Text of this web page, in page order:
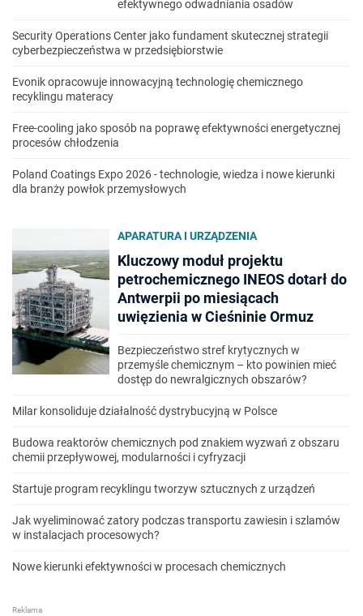
efektywnego odwadniania osadów
Security Operations Center jako fundament skutecznej strategii
cyberbezpieczeństwa w przedsiębiorstwie
Evonik opracowuje innowacyjną technologię chemicznego
recyklingu materacy
Free-cooling jako sposób na poprawę efektywności energetycznej
procesów chłodzenia
Poland Coatings Expo 2026 - technologie, wiedza i nowe kierunki
dla branży powłok przemysłowych
APARATURA I URZĄDZENIA
Kluczowy moduł projektu
petrochemicznego INEOS dotarł do
Antwerpii po miesiącach
uwięzienia w Cieśninie Ormuz
Bezpieczeństwo stref krytycznych w
przemyśle chemicznym – kto powinien mieć
dostęp do newralgicznych obszarów?
Milar konsoliduje działalność dystrybucyjną w Polsce
Budowa reaktorów chemicznych pod znakiem wyzwań z obszaru
chemii przepływowej, modularności i cyfryzacji
Startuje program recyklingu tworzyw sztucznych z urządzeń
Jak wyeliminować zatory podczas transportu zawiesin i szlamów
w instalacjach procesowych?
Nowe kierunki efektywności w procesach chemicznych